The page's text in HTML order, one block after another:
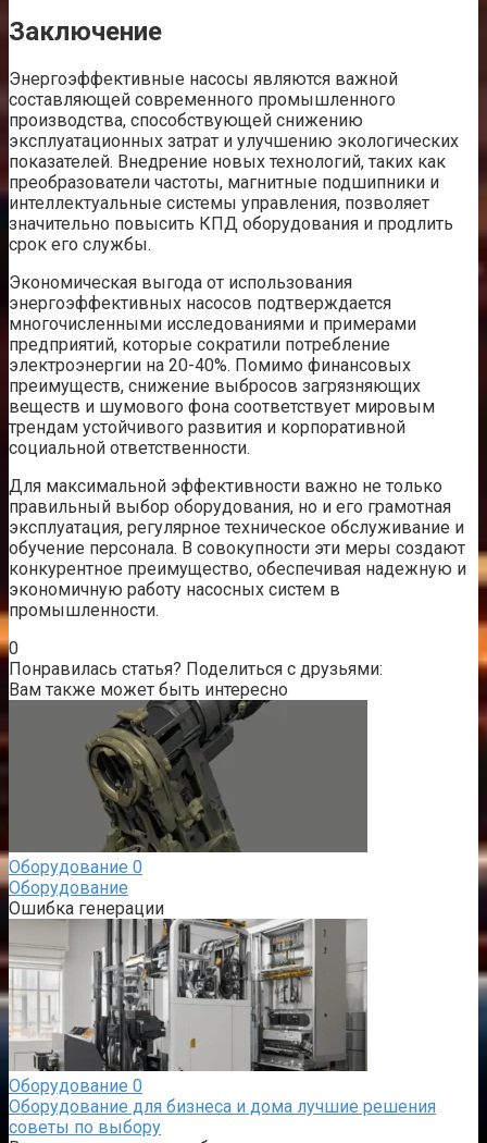
Заключение
Энергоэффективные насосы являются важной
составляющей современного промышленного
производства, способствующей снижению
эксплуатационных затрат и улучшению экологических
показателей. Внедрение новых технологий, таких как
преобразователи частоты, магнитные подшипники и
интеллектуальные системы управления, позволяет
значительно повысить КПД оборудования и продлить
срок его службы.
Экономическая выгода от использования
энергоэффективных насосов подтверждается
многочисленными исследованиями и примерами
предприятий, которые сократили потребление
электроэнергии на 20-40%. Помимо финансовых
преимуществ, снижение выбросов загрязняющих
веществ и шумового фона соответствует мировым
трендам устойчивого развития и корпоративной
социальной ответственности.
Для максимальной эффективности важно не только
правильный выбор оборудования, но и его грамотная
эксплуатация, регулярное техническое обслуживание и
обучение персонала. В совокупности эти меры создают
конкурентное преимущество, обеспечивая надежную и
экономичную работу насосных систем в
промышленности.
0
Понравилась статья? Поделиться с друзьями:
Вам также может быть интересно
Оборудование 0
Оборудование
Ошибка генерации
Оборудование 0
Оборудование для бизнеса и дома лучшие решения
советы по выбору